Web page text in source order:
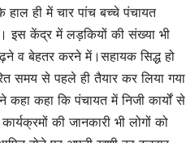
ही में चार पांच बच्चे पंचायत
इस केंद्र में लड़कियों की संख्या भी
व बेहतर करने में।सहायक सिद्ध हो
समय से पहले ही तैयार कर लिया गया
कहा कि पंचायत में निजी कार्यों से
की जानकारी भी लोगों को